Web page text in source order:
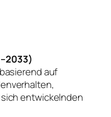
auf
entwickelnden